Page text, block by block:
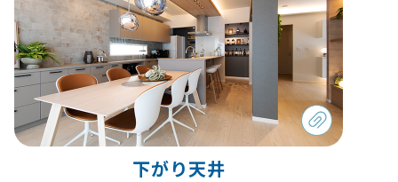
下がり天井